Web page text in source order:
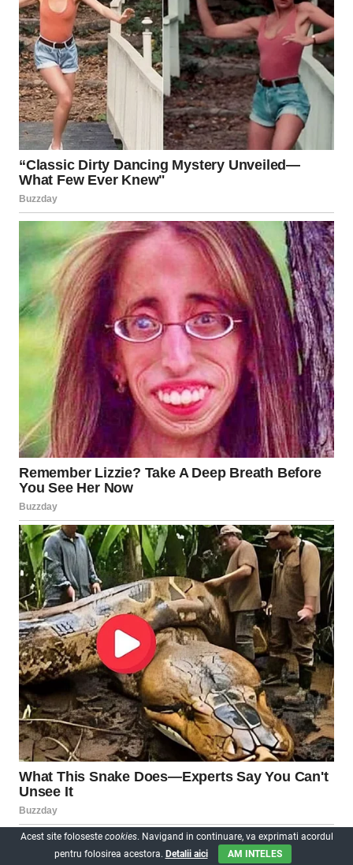
Acest site foloseste cookies. Navigand in continuare, va exprimati acordul
pentru folosirea acestora. Detalii aici AM INTELES